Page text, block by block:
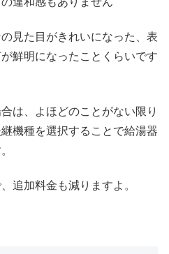
見た目がきれいになった、表
鮮明になったことくらいです
は、よほどのことがない限り
機種を選択することで給湯器
追加料金も減りますよ。